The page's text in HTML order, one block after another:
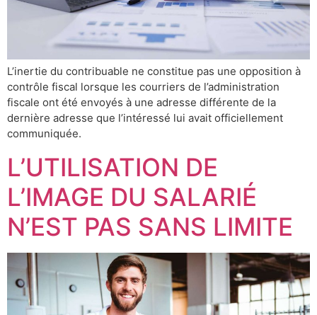
L’inertie du contribuable ne constitue pas une opposition à
contrôle fiscal lorsque les courriers de l’administration
fiscale ont été envoyés à une adresse différente de la
dernière adresse que l’intéressé lui avait officiellement
communiquée.
L’UTILISATION DE
L’IMAGE DU SALARIÉ
N’EST PAS SANS LIMITE